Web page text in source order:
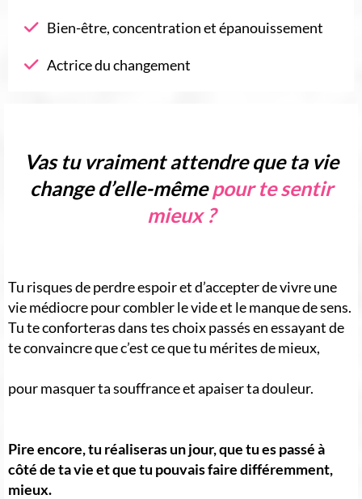
Bien-être, concentration et épanouissement
Actrice du changement
Vas tu vraiment attendre que ta vie
change d’elle-mêmepour te sentir
mieux ?
Tu risques de perdre espoir et d’accepter de vivre une
vie médiocre pour combler le vide et le manque de sens.
Tu te conforteras dans tes choix passés en essayant de
te convaincre que c’est ce que tu mérites de mieux,
pour masquer ta souffrance et apaiser ta douleur.
Pire encore, tu réaliseras un jour, que tu es passé à
côté de ta vie et que tu pouvais faire différemment,
mieux.